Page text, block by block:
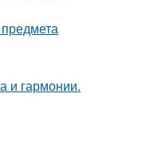
и гармонии.